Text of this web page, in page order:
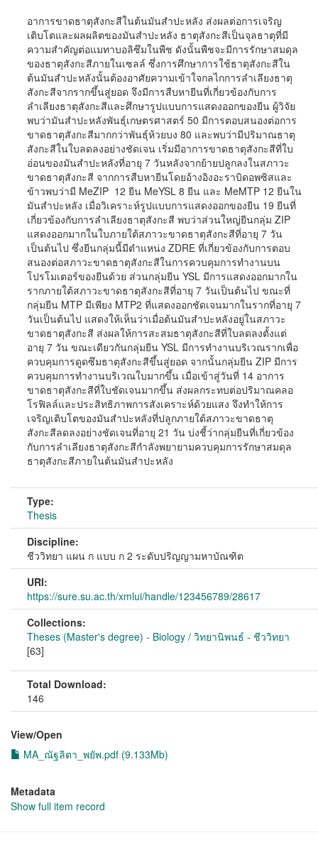
อาการขาดธาตุสังกะสีในต้นมันสำปะหลัง ส่งผลต่อการเจริญ
เติบโตและผลผลิตของมันสำปะหลัง ธาตุสังกะสีเป็นจุลธาตุที่มี
ความสำคัญต่อแมทาบอลิซึมในพืช ดังนั้นพืชจะมีการรักษาสมดุล
ของธาตุสังกะสีภายในเซลล์ ซึ่งการศึกษาการใช้ธาตุสังกะสีใน
ต้นมันสำปะหลังนั้นต้องอาศัยความเข้าใจกลไกการลำเลียงธาตุ
สังกะสีจากรากขึ้นสู่ยอด จึงมีการสืบหายีนที่เกี่ยวข้องกับการ
ลำเลียงธาตุสังกะสีและศึกษารูปแบบการแสดงออกของยีน ผู้วิจัย
พบว่ามันสำปะหลังพันธุ์เกษตรศาสตร์ 50 มีการตอบสนองต่อการ
ขาดธาตุสังกะสีมากกว่าพันธุ์ห้วยบง 80 และพบว่ามีปริมาณธาตุ
สังกะสีในใบลดลงอย่างชัดเจน เริ่มมีอาการขาดธาตุสังกะสีที่ใบ
อ่อนของมันสำปะหลังที่อายุ 7 วันหลังจากย้ายปลูกลงในสภาวะ
ขาดธาตุสังกะสี จากการสืบหายีนโดยอ้างอิงอะราบิดอพซิสและ
ข้าวพบว่ามี MeZIP 12 ยีน MeYSL 8 ยีน และ MeMTP 12 ยีนใน
มันสำปะหลัง เมื่อวิเคราะห์รูปแบบการแสดงออกของยีน 19 ยีนที่
เกี่ยวข้องกับการลำเลียงธาตุสังกะสี พบว่าส่วนใหญ่ยีนกลุ่ม ZIP
แสดงออกมากในใบภายใต้สภาวะขาดธาตุสังกะสีที่อายุ 7 วัน
เป็นต้นไป ซึ่งยีนกลุ่มนี้มีตำแหน่ง ZDRE ที่เกี่ยวข้องกับการตอบ
สนองต่อสภาวะขาดธาตุสังกะสีในการควบคุมการทำงานบน
โปรโมเตอร์ของยีนด้วย ส่วนกลุ่มยีน YSL มีการแสดงออกมากใน
รากภายใต้สภาวะขาดธาตุสังกะสีที่อายุ 7 วันเป็นต้นไป ขณะที่
กลุ่มยีน MTP มีเพียง MTP2 ที่แสดงออกชัดเจนมากในรากที่อายุ 7
วันเป็นต้นไป แสดงให้เห็นว่าเมื่อต้นมันสำปะหลังอยู่ในสภาวะ
ขาดธาตุสังกะสี ส่งผลให้การสะสมธาตุสังกะสีที่ใบลดลงตั้งแต่
อายุ 7 วัน ขณะเดียวกันกลุ่มยีน YSL มีการทำงานบริเวณรากเพื่อ
ควบคุมการดูดซึมธาตุสังกะสีขึ้นสู่ยอด จากนั้นกลุ่มยีน ZIP มีการ
ควบคุมการทำงานบริเวณใบมากขึ้น เมื่อเข้าสู่วันที่ 14 อาการ
ขาดธาตุสังกะสีที่ใบชัดเจนมากขึ้น ส่งผลกระทบต่อปริมาณคลอ
โรฟิลล์และประสิทธิภาพการสังเคราะห์ด้วยแสง จึงทำให้การ
เจริญเติบโตของมันสำปะหลังที่ปลูกภายใต้สภาวะขาดธาตุ
สังกะสีลดลงอย่างชัดเจนที่อายุ 21 วัน บ่งชี้ว่ากลุ่มยีนที่เกี่ยวข้อง
กับการลำเลียงธาตุสังกะสีกำลังพยายามควบคุมการรักษาสมดุล
ธาตุสังกะสีภายในต้นมันสำปะหลัง
Type:
Thesis
Discipline:
ชีววิทยา แผน ก แบบ ก 2 ระดับปริญญามหาบัณฑิต
URI:
https://sure.su.ac.th/xmlui/handle/123456789/28617
Collections:
Theses (Master's degree) - Biology / วิทยานิพนธ์ - ชีววิทยา
[63]
Total Download:
146
View/Open
MA_ณัฐลิตา_พยัพ.pdf (9.133Mb)
Metadata
Show full item record